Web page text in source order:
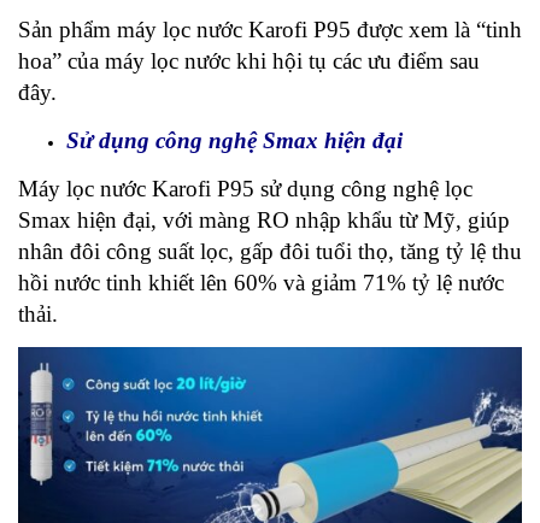
Sản phẩm máy lọc nước Karofi P95 được xem là “tinh
hoa” của máy lọc nước khi hội tụ các ưu điểm sau
đây.
Sử dụng công nghệ Smax hiện đại
Máy lọc nước Karofi P95 sử dụng công nghệ lọc
Smax hiện đại, với màng RO nhập khẩu từ Mỹ, giúp
nhân đôi công suất lọc, gấp đôi tuổi thọ, tăng tỷ lệ thu
hồi nước tinh khiết lên 60% và giảm 71% tỷ lệ nước
thải.